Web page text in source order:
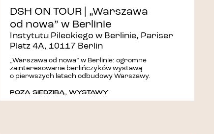
DSH ON TOUR | „Warszawa
od nowa” w Berlinie
Instytutu Pileckiego w Berlinie, Pariser
Platz 4A, 10117 Berlin
„Warszawa od nowa” w Berlinie: ogromne
zainteresowanie berlińczyków wystawą
o pierwszych latach odbudowy Warszawy.
POZA SIEDZIBĄ, WYSTAWY